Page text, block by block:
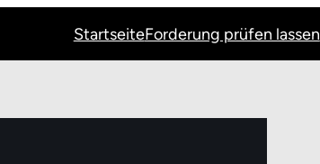
StartseiteForderung prüfen lassen